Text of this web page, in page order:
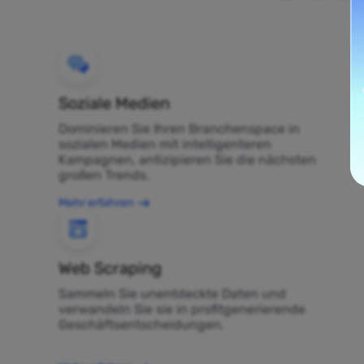
Soziale Medien
Dominieren Sie Ihren Branchenspace in
sozialen Medien mit intelligenteren
Kampagnen, antizipieren Sie die nächsten
großen Trends.
Mehr erfahren
Web Scraping
Sammeln Sie unentdeckte Daten und
verwandeln Sie sie in profitgenerierende
Geschäftsentscheidungen.